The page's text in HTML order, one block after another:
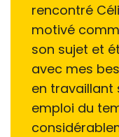
rencontré
motivé
son sujet et
avec mes
en travaillant
emploi du